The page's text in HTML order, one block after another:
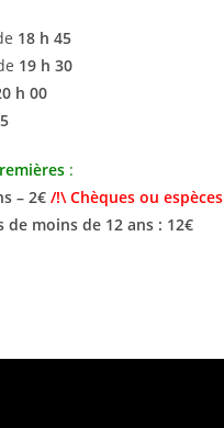
18 h 45
19 h 30
h 00
:
– 2€/!\ Chèques ou espèces
moins de 12 ans : 12€